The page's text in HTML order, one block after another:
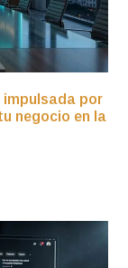
impulsada por
negocio en la